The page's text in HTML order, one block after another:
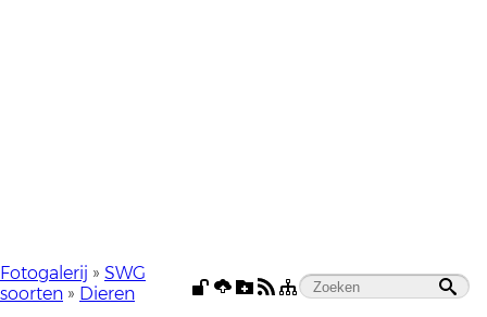
Fotogalerij » SWG
soorten » Dieren